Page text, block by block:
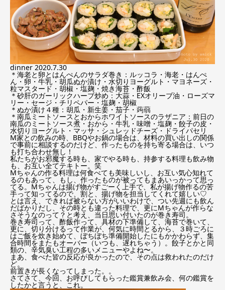
dinner 2020.7.30
＊海老と卵とはんぺんのサラダ巻き：ルッコラ・海老・はんぺ
ん・卵・牛乳・胡瓜ぬか漬け・水切りヨーグルト・マヨネーズ・
粒マスタード・胡椒・塩麹・焼き海苔・酢飯
＊砂肝のガーリックハーブ炒め：大蒜・EXオリーブ油・ローズマ
リー・セージ・チリペパー・塩麹・胡椒
＊ぬか漬け４種：胡瓜・新生姜・茄子・蒟蒻
＊南瓜ミートソースとおからホワイトソースのラザニア：前日の
南瓜のミートソース煮・おから・牛乳・味噌・塩麹・餃子の皮・
水切りヨーグルト・マッサ・シュレッドチーズ・ドライパセリ
M家との飲みの時、BBQやお鍋の場合は、材料の買い出しの関係
で事前に相談するのだけど、作ったものを持ち寄る場合は、いつ
も打ち合わせ無し！
私たちがお邪魔する時も、家でやる時も、持参する料理も飲み物
も、お互い全てテキトー。笑
Mちゃんの作る料理は何食べても美味しいし、お互い気心知れて
るのもあって、もし、作ったものが被ってもまあいっかって思っ
てる。Mちゃんは揚げ物がすごーく上手で、私が揚げ物作るの苦
手って知ってるので、割と、揚げ物を担当してくれて嬉しい♡
とは言え、できれば被らない方がいいわけで、つい先週にも飲ん
だばかりだし、その時とも違った料理で、更にMちゃんが作らな
さそうなのって？と考え、当日思い付いたのが巻き寿司。
巻き寿司って、酢飯作って、具材の下準備して、海苔で巻いて、
更に、切り分けるって作業が、何気に時間とるから、３時ごろに
はご飯を炊き始めて、ぼちぼち準備開始したにもかかわらず、集
合時間をまたもオーバー（いつも、遅れちゃう）。餃子とかと同
類の、辛気臭い工程の多いメニューやよね〜。
まあ、食べた皆の反応が良かったので、その点は救われたのだけ
ど。
前置きが長くなってしまった。。
さてさて、今回、お呼びしてもらった鑑賞兼飲み会、何の鑑賞を
したかと言うと、これ。